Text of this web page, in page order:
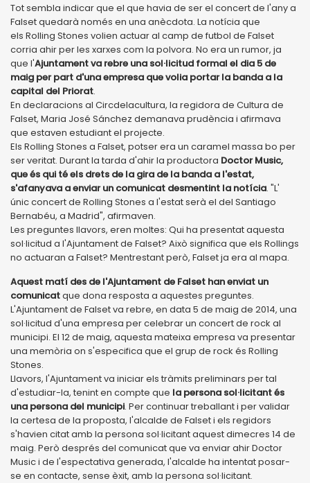
Tot sembla indicar que el que havia de ser el concert de l'any a
Falset quedarà només en una anècdota. La notícia que
els Rolling Stones volien actuar al camp de futbol de Falset
corria ahir per les xarxes com la polvora. No era un rumor, ja
que l'Ajuntament va rebre una sol·licitud formal el dia 5 de
maig per part d'una empresa que volia portar la banda a la
capital del Priorat.
En declaracions al Circdelacultura, la regidora de Cultura de
Falset, Maria José Sánchez demanava prudència i afirmava
que estaven estudiant el projecte.
Els Rolling Stones a Falset, potser era un caramel massa bo per
ser veritat. Durant la tarda d'ahir la productora Doctor Music,
que és qui té els drets de la gira de la banda a l'estat,
s'afanyava a enviar un comunicat desmentint la notícia. "L'
únic concert de Rolling Stones a l'estat serà el del Santiago
Bernabéu, a Madrid", afirmaven.
Les preguntes llavors, eren moltes: Qui ha presentat aquesta
sol·licitud a l'Ajuntament de Falset? Això significa que els Rollings
no actuaran a Falset? Mentrestant però, Falset ja era al mapa.
Aquest matí des de l'Ajuntament de Falset han enviat un
comunicatque dona resposta a aquestes preguntes.
L'Ajuntament de Falset va rebre, en data 5 de maig de 2014, una
sol·licitud d'una empresa per celebrar un concert de rock al
municipi. El 12 de maig, aquesta mateixa empresa va presentar
una memòria on s'especifica que el grup de rock és Rolling
Stones.
Llavors, l'Ajuntament va iniciar els tràmits preliminars per tal
d'estudiar-la, tenint en compte que la persona sol·licitant és
una persona del municipi. Per continuar treballant i per validar
la certesa de la proposta, l'alcalde de Falset i els regidors
s'havien citat amb la persona sol·licitant aquest dimecres 14 de
maig. Però després del comunicat que va enviar ahir Doctor
Music i de l'espectativa generada, l'alcalde ha intentat posar-
se en contacte, sense èxit, amb la persona sol·licitant.